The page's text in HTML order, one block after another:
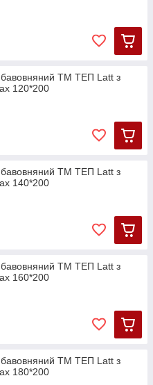
ТМ ТЕП Latt з
120*200
ТМ ТЕП Latt з
140*200
ТМ ТЕП Latt з
160*200
ТМ ТЕП Latt з
180*200